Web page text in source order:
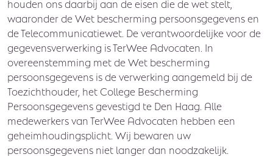
houden ons daarbij aan de eisen die de wet stelt,
waaronder de Wet bescherming persoonsgegevens en
de Telecommunicatiewet. De verantwoordelijke voor de
gegevensverwerking is TerWee Advocaten. In
overeenstemming met de Wet bescherming
persoonsgegevens is de verwerking aangemeld bij de
Toezichthouder, het College Bescherming
Persoonsgegevens gevestigd te Den Haag. Alle
medewerkers van TerWee Advocaten hebben een
geheimhoudingsplicht. Wij bewaren uw
persoonsgegevens niet langer dan noodzakelijk.